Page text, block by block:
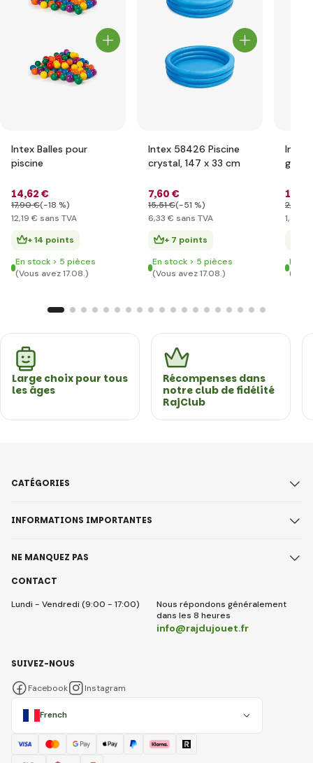
Intex Balles pour
piscine
14,62 €
17,90 €(-18 %)
12,19 € sans TVA
+ 14 points
En stock > 5 pièces
(Vous avez 17.08.)
Intex 58426 Piscine
crystal, 147 x 33 cm
7,60 €
15,51 €(-51 %)
6,33 € sans TVA
+ 7 points
En stock > 5 pièces
(Vous avez 17.08.)
Intex
1
2,90 €
1,46 €
En
Large choix pour tous
les âges
Récompenses dans
notre club de fidélité
RajClub
CONTACT
Lundi - Vendredi (9:00 - 17:00)
Nous répondons généralement
dans les 8 heures
info@rajdujouet.fr
CATÉGORIES
INFORMATIONS IMPORTANTES
NE MANQUEZ PAS
French
SUIVEZ-NOUS
Facebook Instagram